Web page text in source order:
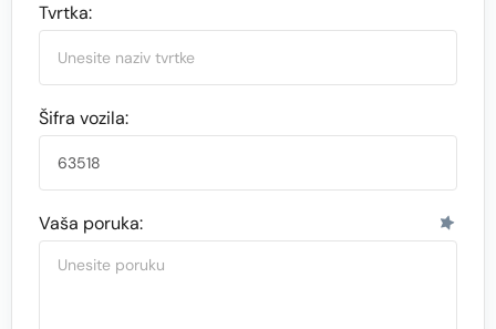
Tvrtka:
Šifra vozila:
Vaša poruka: